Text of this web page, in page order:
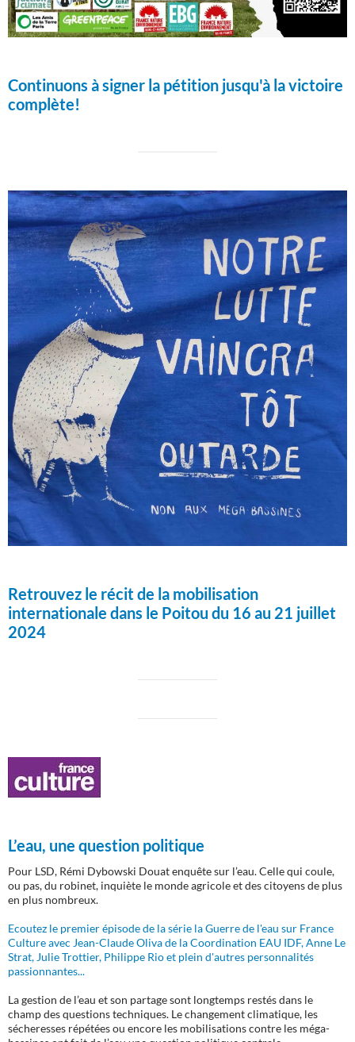
Continuons à signer la pétition jusqu'à la victoire
complète!
Retrouvez le récit de la mobilisation
internationale dans le Poitou du 16 au 21 juillet
2024
L’eau, une question politique
Pour LSD, Rémi Dybowski Douat enquête sur l’eau. Celle qui coule,
ou pas, du robinet, inquiète le monde agricole et des citoyens de plus
en plus nombreux.
Ecoutez le premier épisode de la série la Guerre de l'eau sur France
Culture avec Jean-Claude Oliva de la Coordination EAU IDF, Anne Le
Strat, Julie Trottier, Philippe Rio et plein d'autres personnalités
passionnantes...
La gestion de l’eau et son partage sont longtemps restés dans le
champ des questions techniques. Le changement climatique, les
sécheresses répétées ou encore les mobilisations contre les méga-